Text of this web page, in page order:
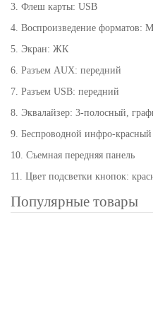
3. Флеш карты: USB
4. Воспроизведение форматов:
5. Экран: ЖК
6. Разъем AUX: передний
7. Разъем USB: передний
8. Эквалайзер: 3-полосный,
9. Беспроводной инфро-красный
10. Съемная передняя панель
11. Цвет подсветки кнопок:
Популярные товары